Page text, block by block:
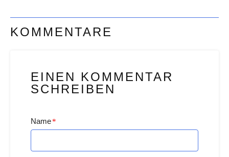
KOMMENTARE
EINEN KOMMENTAR
SCHREIBEN
Name*